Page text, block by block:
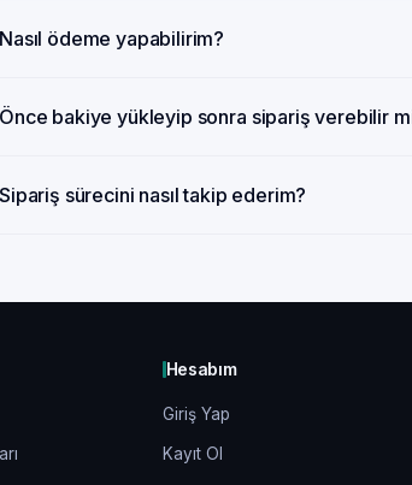
Nasıl ödeme yapabilirim?
Önce bakiye yükleyip sonra sipariş verebilir
Sipariş sürecini nasıl takip ederim?
Hesabım
Giriş Yap
Kayıt Ol